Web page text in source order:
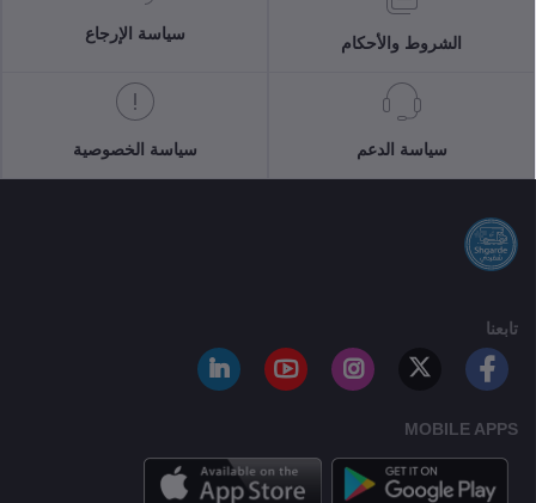
الشروط والأحكام
سياسة الإرجاع
سياسة الدعم سياسة الخصوصية
تابعنا
MOBILE APPS